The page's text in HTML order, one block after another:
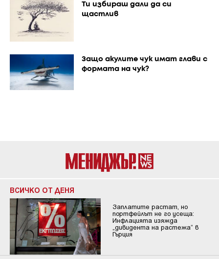
Ти избираш дали да си
щастлив
Защо акулите чук имат глави с
формата на чук?
ВСИЧКО ОТ ДЕНЯ
Заплатите растат, но
портфейлът не го усеща:
Инфлацията изяжда
„дивидента на растежа“ в
Гърция